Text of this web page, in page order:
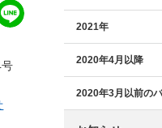
2021年
2020年4月以降
2020年3月以前の